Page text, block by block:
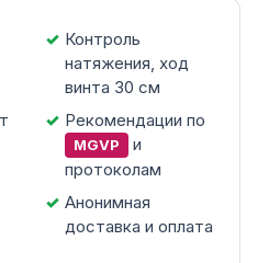
Контроль
натяжения, ход
винта 30 см
Рекомендации по
MGVP
и
протоколам
Анонимная
доставка и оплата